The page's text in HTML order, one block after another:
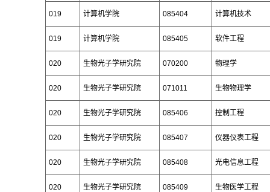
019 计算机学院 085404 计算机技术
019 计算机学院 085405 软件工程
020 生物光子学研究院 070200 物理学
020 生物光子学研究院 071011 生物物理学
020 生物光子学研究院 085406 控制工程
020 生物光子学研究院 085407 仪器仪表工程
020 生物光子学研究院 085408 光电信息工程
020 生物光子学研究院 085409 生物医学工程